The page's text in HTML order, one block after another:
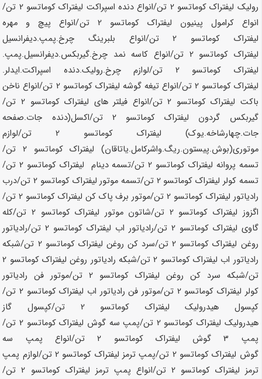
رولیک لیفتراک کوماتسو 2 تن /انواع دنده اسپراکت لیفتراک کوماتسو 2 تن
/
انواع کرامول پینیون لیفتراک کوماتسو 2 تن
/انواع پیچ و مهره
لیفتراک کوماتسو
/انواع بلبرینگ چرخ.پمپ.دیفرانسیل
لیفتراک کوماتسو 2 تن
/انواع کاسه نمد چرخ.گیربکس.دیفرانسیل.پمپ.
لیفتراک کوماتسو 2 تن
/لوازم چرخ.رولیک.دنده اسپراکت.ایدلر.
لیفتراک کوماتسو 2 تن /انواع تیغه گوشه لیفتراک کوماتسو 2 تن
/انواع ناخن
باکت لیفتراک کوماتسو
/انواع فیلتر های لیفتراک کوماتسو 2 تن
/
گیربکس گردون لیفتراک کوماتسو 2 تن
/اکسل(دنده جات.صفحه
جات.چهارشاخه.یوک) لیفتراک کوماتسو
/لوازم
موتوری(بوش.پیستون.ریگ.واشرکامل.یاتاقان) لیفتراک کوماتسو
/
تسمه پروانه لیفتراک کوماتسو
/تسمه دینام لیفتراک کوماتسو
/
تسمه کولر لیفتراک کوماتسو 2 تن /تسمه موتور لیفتراک کوماتسو
/درب
رادیاتور لیفتراک کوماتسو
/موتور برف پاک کن لیفتراک کوماتسو
/
اگزوز لیفتراک کوماتسو 2 تن /شاتون موتور لیفتراک کوماتسو
/کله
گاوی لیفتراک کوماتسو 2 تن /رادیاتور اب لیفتراک کوماتسو
/رادیاتور
روغن لیفتراک کوماتسو
/سرد کن روغن لیفتراک کوماتسو 2 تن
/شبکه
رادیاتور اب لیفتراک کوماتسو
/شبکه رادیاتور روغن لیفتراک کوماتسو 2
تن/شبکه سرد کن روغن لیفتراک کوماتسو
/موتور فن رادیاتور
کولر لیفتراک کوماتسو 2 تن /موتور فن رادیاتور اب لیفتراک کوماتسو
/
کپسول هیدرولیک لیفتراک کوماتسو 2 تن
/کپسول گاز
هیدرولیک لیفتراک کوماتسو 2 تن /پمپ سه گوش لیفتراک کوماتسو
/
پمپ 3 گوش لیفتراک کوماتسو
/انواع پمپ سه
گوش لیفتراک کوماتسو 2 تن /پمپ ترمز لیفتراک کوماتسو
/لوازم پمپ
ترمز لیفتراک کوماتسو 2 تن /انواع پمپ ترمز لیفتراک کوماتسو
/